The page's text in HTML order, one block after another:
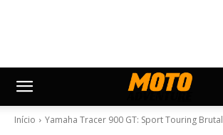
Início Yamaha Tracer 900 GT: Sport Touring Brutal